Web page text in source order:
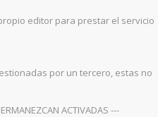
editor para prestar el servicio
por un tercero, estas no
ACTIVADAS ---